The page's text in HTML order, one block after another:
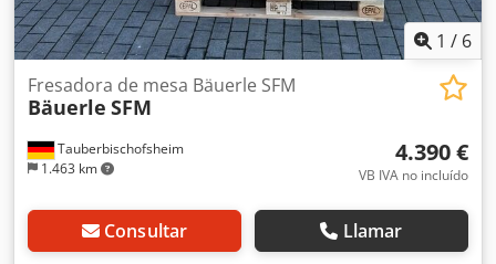
1 / 6
Tauberbischofsheim
1.463 km
Fresadora de mesa Bäuerle SFM
Bäuerle SFM
4.390 €
VB IVA no incluído
Consultar Llamar